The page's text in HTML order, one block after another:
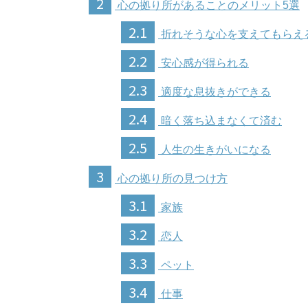
心の拠り所があることのメリット5選
2.1 折れそうな心を支えてもらえ
2.2 安心感が得られる
2.3 適度な息抜きができる
2.4 暗く落ち込まなくて済む
2.5 人生の生きがいになる
3 心の拠り所の見つけ方
3.1 家族
3.2 恋人
3.3 ペット
3.4 仕事